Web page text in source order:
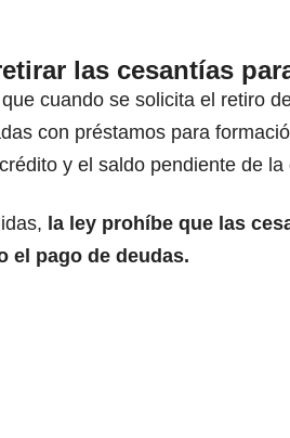
las cesantías
cuando se solicita el retiro
con préstamos para
y el saldo pendiente de
la ley prohíbe que las
el pago de deudas.